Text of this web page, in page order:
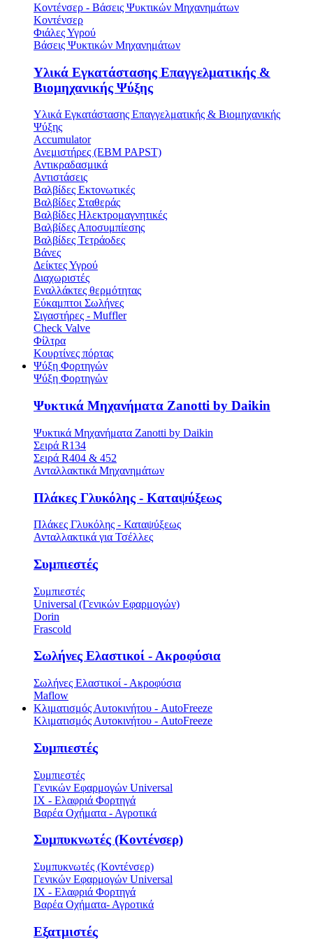
Κοντένσερ - Βάσεις Ψυκτικών Μηχανημάτων
Κοντένσερ
Φιάλες Υγρού
Βάσεις Ψυκτικών Μηχανημάτων
Υλικά Εγκατάστασης Επαγγελματικής &
Βιομηχανικής Ψύξης
Υλικά Εγκατάστασης Επαγγελματικής & Βιομηχανικής
Ψύξης
Accumulator
Ανεμιστήρες (ΕΒΜ PAPST)
Αντικραδασμικά
Αντιστάσεις
Βαλβίδες Εκτονωτικές
Βαλβίδες Σταθεράς
Βαλβίδες Ηλεκτρομαγνητικές
Βαλβίδες Αποσυμπίεσης
Βαλβίδες Τετράοδες
Βάνες
Δείκτες Υγρού
Διαχωριστές
Εναλλάκτες θερμότητας
Εύκαμπτοι Σωλήνες
Σιγαστήρες - Muffler
Check Valve
Φίλτρα
Κουρτίνες πόρτας
Ψύξη Φορτηγών
Ψύξη Φορτηγών
Ψυκτικά Μηχανήματα Zanotti by Daikin
Ψυκτικά Μηχανήματα Zanotti by Daikin
Σειρά R134
Σειρά R404 & 452
Ανταλλακτικά Μηχανημάτων
Πλάκες Γλυκόλης - Καταψύξεως
Πλάκες Γλυκόλης - Καταψύξεως
Ανταλλακτικά για Τσέλλες
Συμπιεστές
Συμπιεστές
Universal (Γενικών Εφαρμογών)
Dorin
Frascold
Σωλήνες Ελαστικοί - Ακροφύσια
Σωλήνες Ελαστικοί - Ακροφύσια
Maflow
Κλιματισμός Αυτοκινήτου - AutoFreeze
Κλιματισμός Αυτοκινήτου - AutoFreeze
Συμπιεστές
Συμπιεστές
Γενικών Εφαρμογών Universal
ΙΧ - Ελαφριά Φορτηγά
Βαρέα Οχήματα - Αγροτικά
Συμπυκνωτές (Κοντένσερ)
Συμπυκνωτές (Κοντένσερ)
Γενικών Εφαρμογών Universal
ΙΧ - Ελαφριά Φορτηγά
Βαρέα Οχήματα- Αγροτικά
Εξατμιστές